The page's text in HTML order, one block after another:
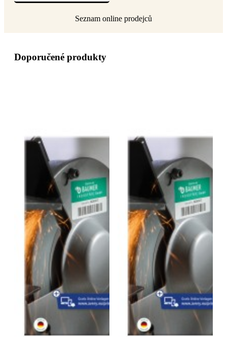
Doporučené produkty